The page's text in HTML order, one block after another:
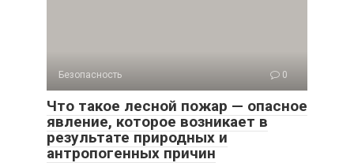
Безопасность 0
Что такое лесной пожар — опасное
явление, которое возникает в
результате природных и
антропогенных причин